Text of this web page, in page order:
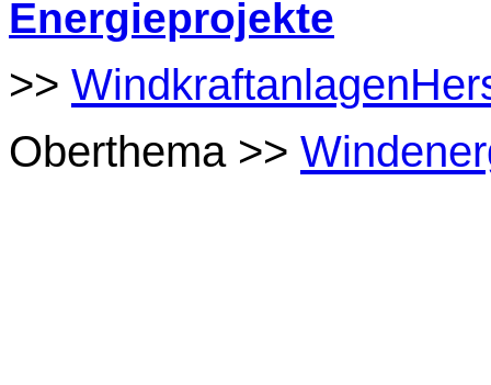
Energieprojekte
>>
Oberthema >>